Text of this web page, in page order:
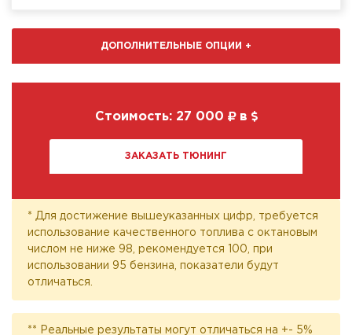
ДОПОЛНИТЕЛЬНЫЕ ОПЦИИ +
Стоимость: 27 000 в
ЗАКАЗАТЬ ТЮНИНГ
* Для достижение вышеуказанных цифр, требуется
использование качественного топлива с октановым
числом не ниже 98, рекомендуется 100, при
использовании 95 бензина, показатели будут
отличаться.
** Реальные результаты могут отличаться на +- 5%